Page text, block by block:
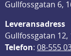
Gullfossgatan 6,
Leveransadress
Gullfossgatan 12,
Telefon: 08-555